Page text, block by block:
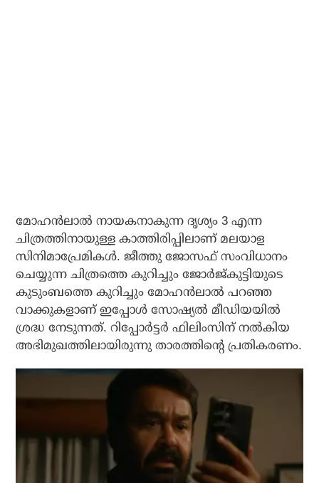
മോഹൻലാൽ നായകനാകുന്ന ദൃശ്യം 3 എന്ന
ചിത്രത്തിനായുള്ള കാത്തിരിപ്പിലാണ് മലയാള
സിനിമാപ്രേമികൾ. ജീത്തു ജോസഫ് സംവിധാനം
ചെയ്യുന്ന ചിത്രത്തെ കുറിച്ചും ജോർജ്‌കുട്ടിയുടെ
കുടുംബത്തെ കുറിച്ചും മോഹൻലാൽ പറഞ്ഞ
വാക്കുകളാണ് ഇപ്പോൾ സോഷ്യൽ മീഡിയയിൽ
ശ്രദ്ധ നേടുന്നത്. റിപ്പോർട്ടർ ഫിലിംസിന് നൽകിയ
അഭിമുഖത്തിലായിരുന്നു താരത്തിന്റെ പ്രതികരണം.